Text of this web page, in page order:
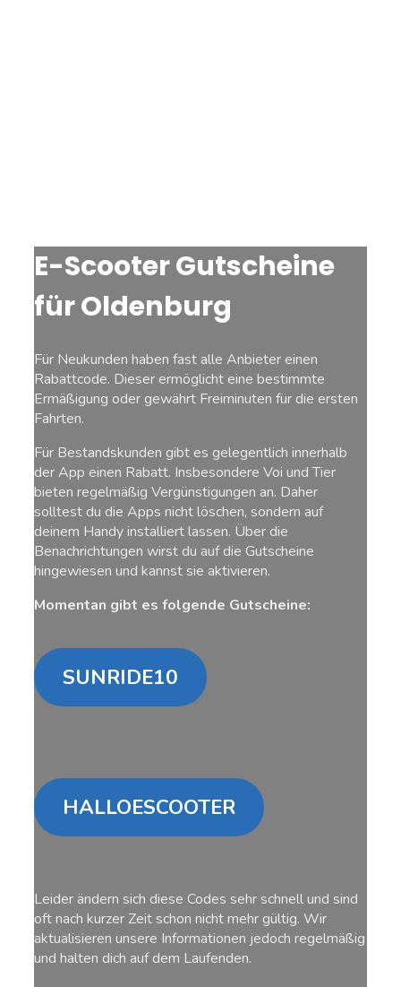
E-Scooter Gutscheine
für Oldenburg
Für Neukunden haben fast alle Anbieter einen
Rabattcode. Dieser ermöglicht eine bestimmte
Ermäßigung oder gewährt Freiminuten für die ersten
Fahrten.
Für Bestandskunden gibt es gelegentlich innerhalb
der App einen Rabatt. Insbesondere Voi und Tier
bieten regelmäßig Vergünstigungen an. Daher
solltest du die Apps nicht löschen, sondern auf
deinem Handy installiert lassen. Über die
Benachrichtungen wirst du auf die Gutscheine
hingewiesen und kannst sie aktivieren.
Momentan gibt es folgende Gutscheine:
SUNRIDE10
HALLOESCOOTER
Leider ändern sich diese Codes sehr schnell und sind
oft nach kurzer Zeit schon nicht mehr gültig. Wir
aktualisieren unsere Informationen jedoch regelmäßig
und halten dich auf dem Laufenden.